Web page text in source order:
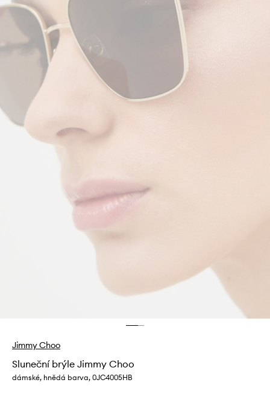
Jimmy Choo
Sluneční brýle Jimmy Choo
dámské, hnědá barva, 0JC4005HB